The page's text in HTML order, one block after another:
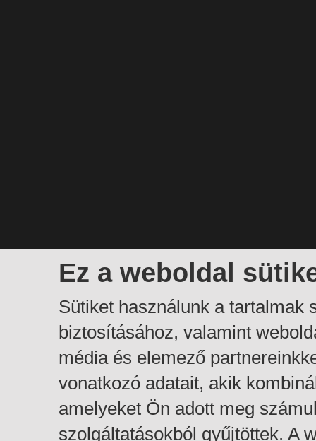
Ez a weboldal
Sütiket használunk a tartalmak
biztosításához, valamint
média és elemező
vonatkozó adatait, akik
amelyeket Ön adott meg
szolgáltatásokból gyűjtöttek. A